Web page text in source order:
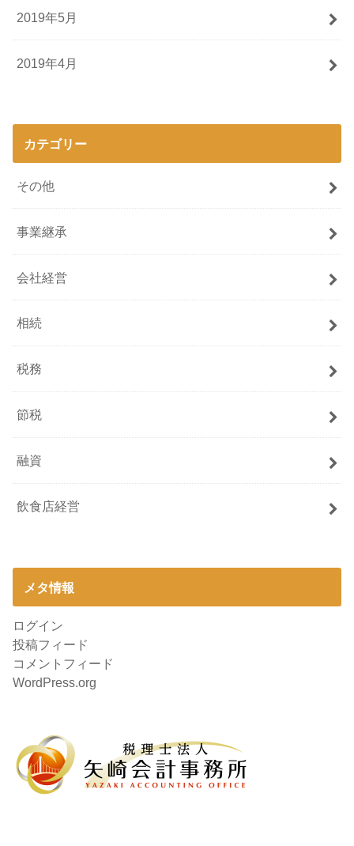
2019年5月
2019年4月
カテゴリー
その他
事業継承
会社経営
相続
税務
節税
融資
飲食店経営
メタ情報
ログイン
投稿フィード
コメントフィード
WordPress.org